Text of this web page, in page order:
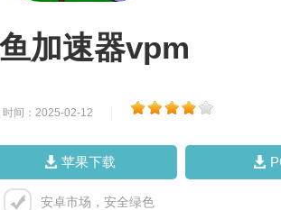
加速器vpm
时间：2025-02-12
苹果下载
安卓市场，安全绿色